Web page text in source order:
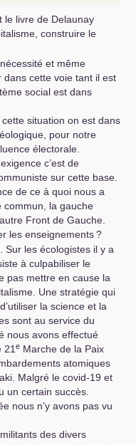
le livre de Delaunay
construire le
et même
dans cette voie tant il est
social est dans
cette situation on est dans
pour notre
électorale.
c’est de
sur cette base.
de ce à quoi nous a
commun, la gauche
Front de Gauche.
les enseignements?
Sur les écologistes il y a
à culpabiliser le
pas mettre en cause la
Une stratégie qui
la science et la
sont au service du
nous avons effectué
21 e Marche de la Paix
atomiques
Malgré le covid-19 et
un certain succès.
nous n’y avons pas vu
des divers